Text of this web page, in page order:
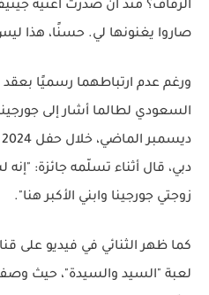
الزفاف؟ منذ أن صدرت أغنية
صاروا يغنونها لي. حسنًا، هذا
ورغم عدم ارتباطهما رسميًا بعقد
السعودي لطالما أشار إلى
ديسمبر الماضي، خلال حفل
دبي، قال أثناء تسلّمه جائزة: "إنه
زوجتي جورجينا وابني الأكبر هنا".
كما ظهر الثنائي في فيديو على
لعبة "السيد والسيدة"، حيث وصف